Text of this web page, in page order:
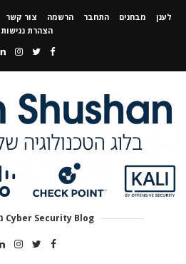
לענן מבחנים התחבר הרשמה צור קשר
הצהרת נגישות
Cyber Security Blog משנת 2013